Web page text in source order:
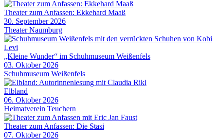
Theater zum Anfassen: Ekkehard Maaß
30. September 2026
Theater Naumburg
„Kleine Wunder“ im Schuhmuseum Weißenfels
03. Oktober 2026
Schuhmuseum Weißenfels
Elbland
06. Oktober 2026
Heimatverein Teuchern
Theater zum Anfassen: Die Stasi
07. Oktober 2026